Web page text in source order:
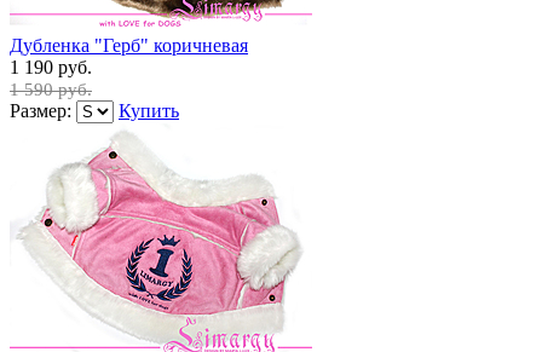
Дубленка "Герб" коричневая
1 190 руб.
1 590 руб.
Размер: Купить